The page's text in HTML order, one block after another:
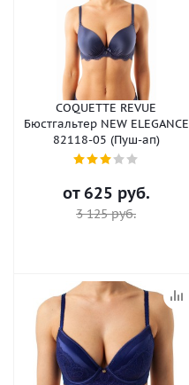
COQUETTE REVUE
Бюстгальтер NEW ELEGANCE
82118-05 (Пуш-ап)
от625 руб.
3 125 руб.